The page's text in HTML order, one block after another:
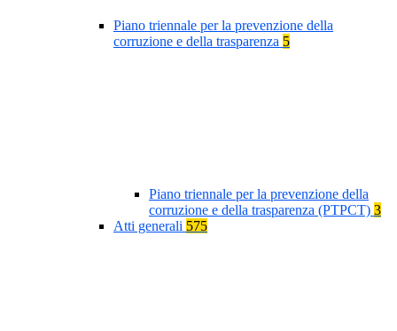
Piano triennale per la prevenzione della
corruzione e della trasparenza 5
Piano triennale per la prevenzione della
corruzione e della trasparenza (PTPCT) 3
Atti generali 575